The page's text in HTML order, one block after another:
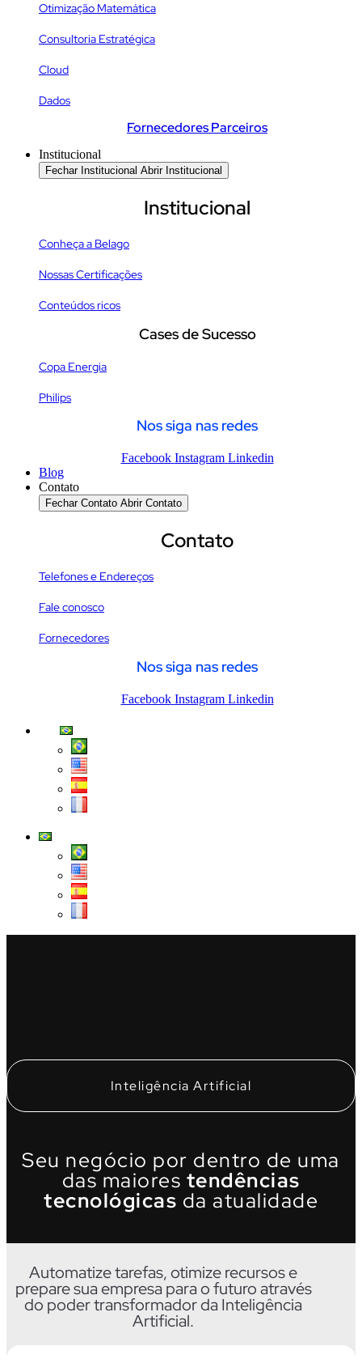
Otimização Matemática
Consultoria Estratégica
Cloud
Dados
Fornecedores Parceiros
Institucional
Fechar Institucional Abrir Institucional
Institucional
Conheça a Belago
Nossas Certificações
Conteúdos ricos
Cases de Sucesso
Copa Energia
Philips
Nos siga nas redes
Facebook Instagram Linkedin
Blog
Contato
Fechar Contato Abrir Contato
Contato
Telefones e Endereços
Fale conosco
Fornecedores
Nos siga nas redes
Facebook Instagram Linkedin
Inteligência Artificial
Seu negócio por dentro de uma
das maiores tendências
tecnológicas da atualidade
Automatize tarefas, otimize recursos e
prepare sua empresa para o futuro através
do poder transformador da Inteligência
Artificial.